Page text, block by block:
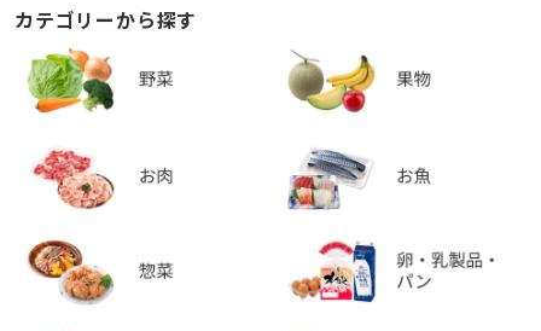
カテゴリーから探す